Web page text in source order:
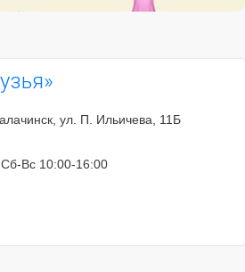
ул. П. Ильичева, 11Б
Вс 10:00-16:00